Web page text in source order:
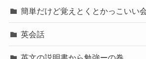
簡単だけど覚えとくとかっこいい
英会話